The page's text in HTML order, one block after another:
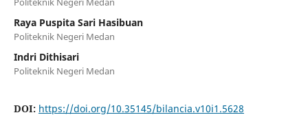
Raya Puspita Sari Hasibuan
Politeknik Negeri Medan
Indri Dithisari
Politeknik Negeri Medan
DOI: https://doi.org/10.35145/bilancia.v10i1.5628